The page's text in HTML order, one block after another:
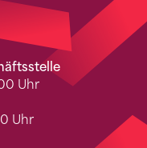
Uhr
Uhr